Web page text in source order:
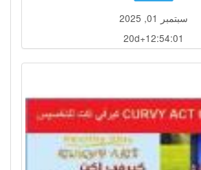
سبتمبر 01, 2025
20d+12:53:58